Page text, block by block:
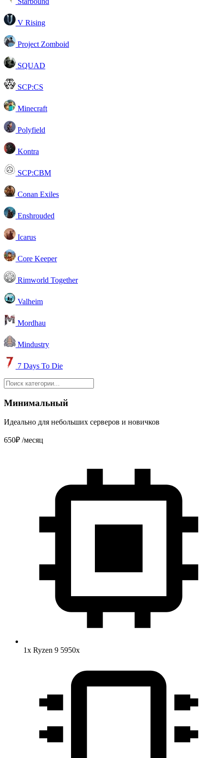
V Rising
Project Zomboid
SQUAD
SCP:CS
Minecraft
Polyfield
Kontra
SCP:CBM
Conan Exiles
Enshrouded
Icarus
Core Keeper
Rimworld Together
Valheim
Mordhau
Mindustry
7 Days To Die
Минимальный
Идеально для небольших серверов и новичков
650₽ /месяц
1x Ryzen 9 5950x